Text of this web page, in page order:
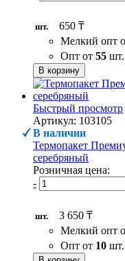
шт.
650 ₸
Мелкий опт
Опт от 55
В корзину
Быстрый просмотр
Артикул: 103105
В наличии
Термопакет
серебряный
Розничная цена:
-
шт.
3 650 ₸
Мелкий опт
Опт от 10